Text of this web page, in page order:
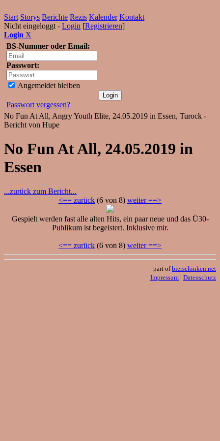
Start Storys Berichte Rezis Kalender Kontakt
Nicht eingeloggt - Login [Registrieren]
Login X
BS-Nummer oder Email:
Passwort:
Angemeldet bleiben
Passwort vergessen?
No Fun At All, Angry Youth Elite, 24.05.2019 in Essen, Turock -
Bericht von Hupe
No Fun At All, 24.05.2019 in
Essen
...zurück zum Bericht...
<== zurück (6 von 8) weiter ==>
Gespielt werden fast alle alten Hits, ein paar neue und das Ü30-
Publikum ist begeistert. Inklusive mir.
<== zurück (6 von 8) weiter ==>
part ofbierschinken.net
Impressum | Datenschutz